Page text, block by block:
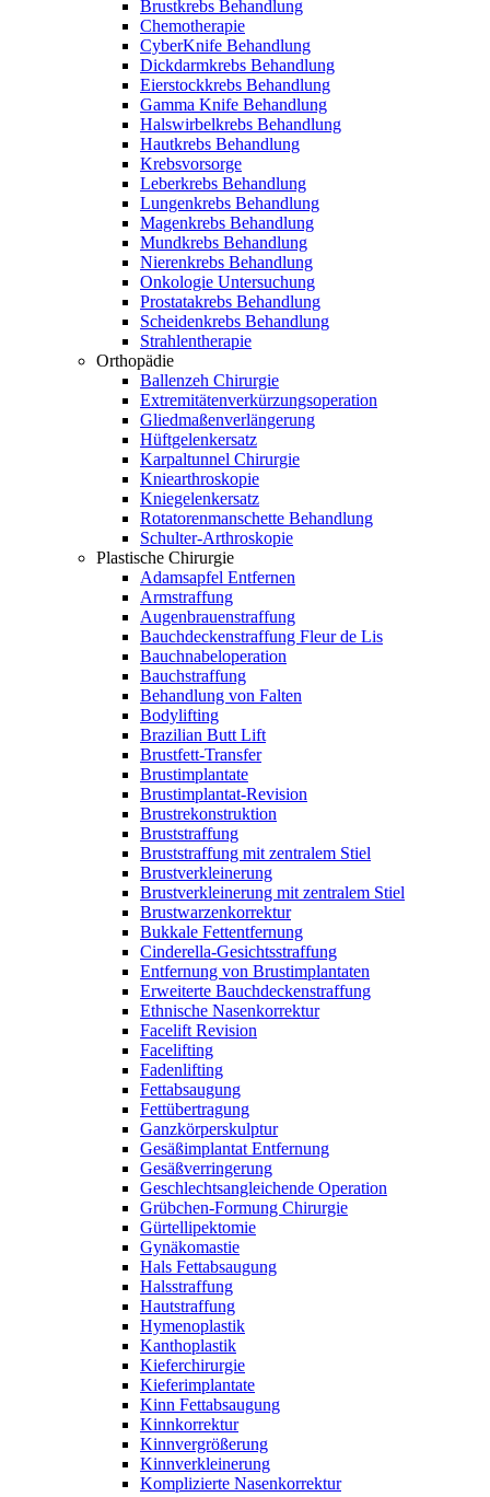
Brustkrebs Behandlung
Chemotherapie
CyberKnife Behandlung
Dickdarmkrebs Behandlung
Eierstockkrebs Behandlung
Gamma Knife Behandlung
Halswirbelkrebs Behandlung
Hautkrebs Behandlung
Krebsvorsorge
Leberkrebs Behandlung
Lungenkrebs Behandlung
Magenkrebs Behandlung
Mundkrebs Behandlung
Nierenkrebs Behandlung
Onkologie Untersuchung
Prostatakrebs Behandlung
Scheidenkrebs Behandlung
Strahlentherapie
Orthopädie
Ballenzeh Chirurgie
Extremitätenverkürzungsoperation
Gliedmaßenverlängerung
Hüftgelenkersatz
Karpaltunnel Chirurgie
Kniearthroskopie
Kniegelenkersatz
Rotatorenmanschette Behandlung
Schulter-Arthroskopie
Plastische Chirurgie
Adamsapfel Entfernen
Armstraffung
Augenbrauenstraffung
Bauchdeckenstraffung Fleur de Lis
Bauchnabeloperation
Bauchstraffung
Behandlung von Falten
Bodylifting
Brazilian Butt Lift
Brustfett-Transfer
Brustimplantate
Brustimplantat-Revision
Brustrekonstruktion
Bruststraffung
Bruststraffung mit zentralem Stiel
Brustverkleinerung
Brustverkleinerung mit zentralem Stiel
Brustwarzenkorrektur
Bukkale Fettentfernung
Cinderella-Gesichtsstraffung
Entfernung von Brustimplantaten
Erweiterte Bauchdeckenstraffung
Ethnische Nasenkorrektur
Facelift Revision
Facelifting
Fadenlifting
Fettabsaugung
Fettübertragung
Ganzkörperskulptur
Gesäßimplantat Entfernung
Gesäßverringerung
Geschlechtsangleichende Operation
Grübchen-Formung Chirurgie
Gürtellipektomie
Gynäkomastie
Hals Fettabsaugung
Halsstraffung
Hautstraffung
Hymenoplastik
Kanthoplastik
Kieferchirurgie
Kieferimplantate
Kinn Fettabsaugung
Kinnkorrektur
Kinnvergrößerung
Kinnverkleinerung
Komplizierte Nasenkorrektur